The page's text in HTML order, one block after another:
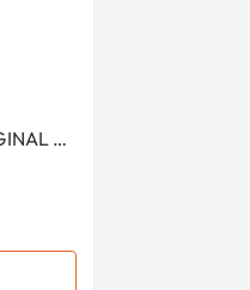
CHAPA DE CONTACTO ORIGINAL HYUNDAI9 ACCENT RB 2011 2020